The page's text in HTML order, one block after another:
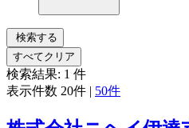
検索する
すべてクリア
検索結果: 1 件
表示件数 20件 | 50件